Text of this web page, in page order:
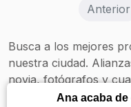
ideal como escenario
naturaleza y la
versatilidad para eventos
con una propuesta
culinaria destacada,
Anterior
Busca a los mejores
nuestra ciudad.
novia, fotógrafos y
necesitar.Ana acaba